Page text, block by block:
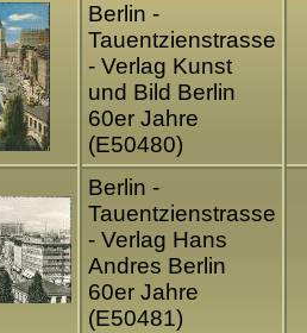
Berlin -
Tauentzienstrasse
- Verlag Kunst
und Bild Berlin
60er Jahre
(E50480)
Berlin -
Tauentzienstrasse
- Verlag Hans
Andres Berlin
60er Jahre
(E50481)